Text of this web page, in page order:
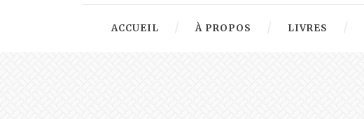
ACCUEIL À PROPOS LIVRES